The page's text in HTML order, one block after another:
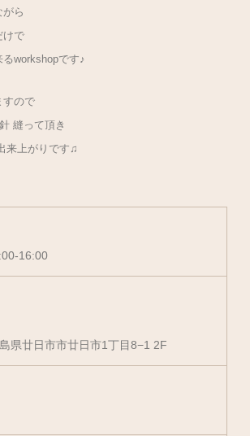
ら
けで
workshopです♪
すので
縫って頂き
来上がりです♫
16:00
県廿日市市廿日市1丁目8−1 2F